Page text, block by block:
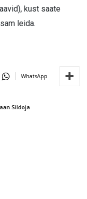
kust saate
leida.
WhatsApp
Sildoja